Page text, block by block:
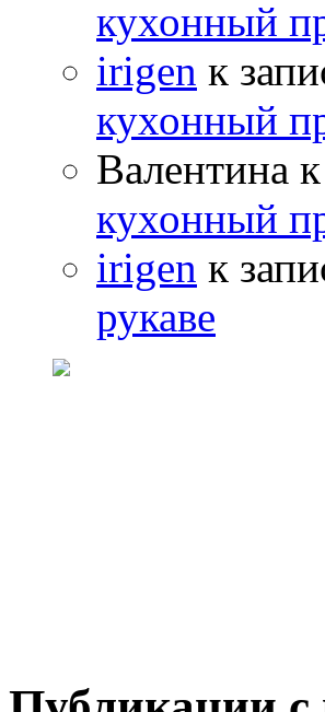
кухонный
irigen к
кухонный
Валентина
кухонный
irigen к
рукаве